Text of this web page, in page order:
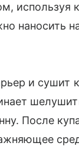
используя
наносить
и сушит
После